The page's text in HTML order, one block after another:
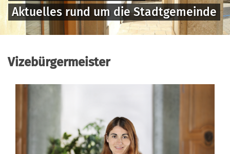
Aktuelles rund um die Stadtgemeinde
Vizebürgermeister